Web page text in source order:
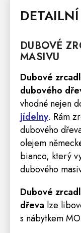
DUBOVÉ
MASIVU
Dubové
dubového
vhodné nejen
jídelny. Rám
dubového
olejem
bianco, který
dubového
Dubové
dřeva lze
s nábytkem